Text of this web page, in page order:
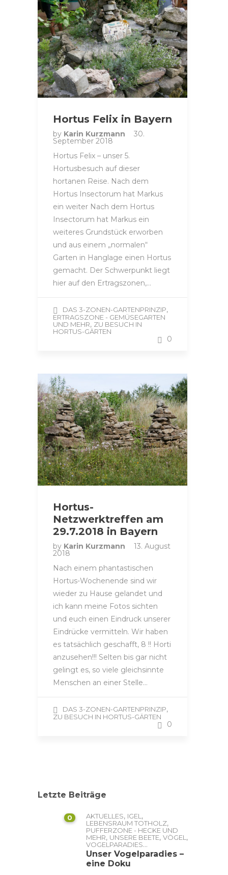
Hortus Felix in Bayern
by Karin Kurzmann 30.
September 2018
Hortus Felix – unser 5.
Hortusbesuch auf dieser
hortanen Reise. Nach dem
Hortus Insectorum hat Markus
ein weiter Nach dem Hortus
Insectorum hat Markus ein
weiteres Grundstück erworben
und aus einem „normalen“
Garten in Hanglage einen Hortus
gemacht. Der Schwerpunkt liegt
hier auf den Ertragszonen,…
DAS 3-ZONEN-GARTENPRINZIP,
ERTRAGSZONE - GEMÜSEGARTEN
UND MEHR, ZU BESUCH IN
HORTUS-GÄRTEN
0
Hortus-
Netzwerktreffen am
29.7.2018 in Bayern
by Karin Kurzmann 13. August
2018
Nach einem phantastischen
Hortus-Wochenende sind wir
wieder zu Hause gelandet und
ich kann meine Fotos sichten
und euch einen Eindruck unserer
Eindrücke vermitteln. Wir haben
es tatsächlich geschafft, 8 !! Horti
anzusehen!!! Selten bis gar nicht
gelingt es, so viele gleichsinnte
Menschen an einer Stelle…
DAS 3-ZONEN-GARTENPRINZIP,
ZU BESUCH IN HORTUS-GÄRTEN
0
Letzte Beiträge
0 AKTUELLES, IGEL ,
LEBENSRAUM TOTHOLZ,
PUFFERZONE - HECKE UND
MEHR, UNSERE BEETE, VÖGEL ,
VOGELPARADIES...
Unser Vogelparadies –
eine Doku